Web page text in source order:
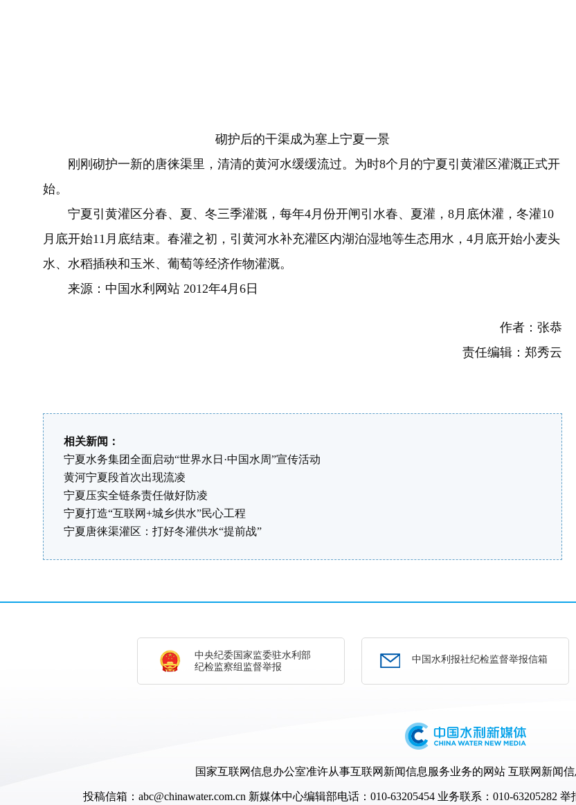
砌护后的干渠成为塞上宁夏一景
刚刚砌护一新的唐徕渠里，清清的黄河水缓缓流过。为时8个月的宁夏引黄灌区灌溉正式开
始。
宁夏引黄灌区分春、夏、冬三季灌溉，每年4月份开闸引水春、夏灌，8月底休灌，冬灌10
月底开始11月底结束。春灌之初，引黄河水补充灌区内湖泊湿地等生态用水，4月底开始小麦头
水、水稻插秧和玉米、葡萄等经济作物灌溉。
来源：中国水利网站 2012年4月6日
作者：张恭
责任编辑：郑秀云
相关新闻：
宁夏水务集团全面启动“世界水日·中国水周”宣传活动
黄河宁夏段首次出现流凌
宁夏压实全链条责任做好防凌
宁夏打造“互联网+城乡供水”民心工程
宁夏唐徕渠灌区：打好冬灌供水“提前战”
中央纪委国家监委驻水利部
纪检监察组监督举报
中国水利报社纪检监督举报信箱
国家互联网信息办公室准许从事互联网新闻信息服务业务的网站 互联网新闻
投稿信箱：abc@chinawater.com.cn 新媒体中心编辑部电话：010-63205454 业务联系：010-63205282 举